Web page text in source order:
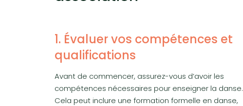
1. Évaluer vos compétences et
qualifications
Avant de commencer, assurez-vous d’avoir les
compétences nécessaires pour enseigner la danse.
Cela peut inclure une formation formelle en danse,